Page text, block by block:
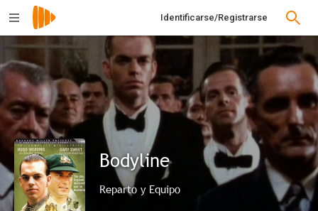
Identificarse/Registrarse
Bodyline
Reparto y Equipo